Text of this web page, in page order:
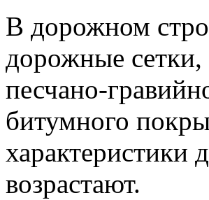
В дорожном
дорожные сетки,
песчано-
битумного
характеристики
возрастают.